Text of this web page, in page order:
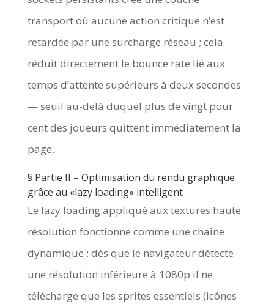
transport où aucune action critique n’est
retardée par une surcharge réseau ; cela
réduit directement le bounce rate lié aux
temps d’attente supérieurs à deux secondes
— seuil au-delà duquel plus de vingt pour
cent des joueurs quittent immédiatement la
page.
§️ Partie II – Optimisation du rendu graphique
grâce au «lazy loading» intelligent
Le lazy loading appliqué aux textures haute
résolution fonctionne comme une chaîne
dynamique : dès que le navigateur détecte
une résolution inférieure à 1080p il ne
télécharge que les sprites essentiels (icônes